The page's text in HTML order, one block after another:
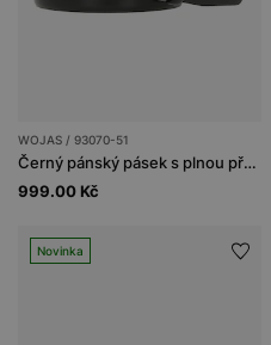
WOJAS / 93070-51
Černý pánský pásek s plnou přezkou
999.00 Kč
Novinka